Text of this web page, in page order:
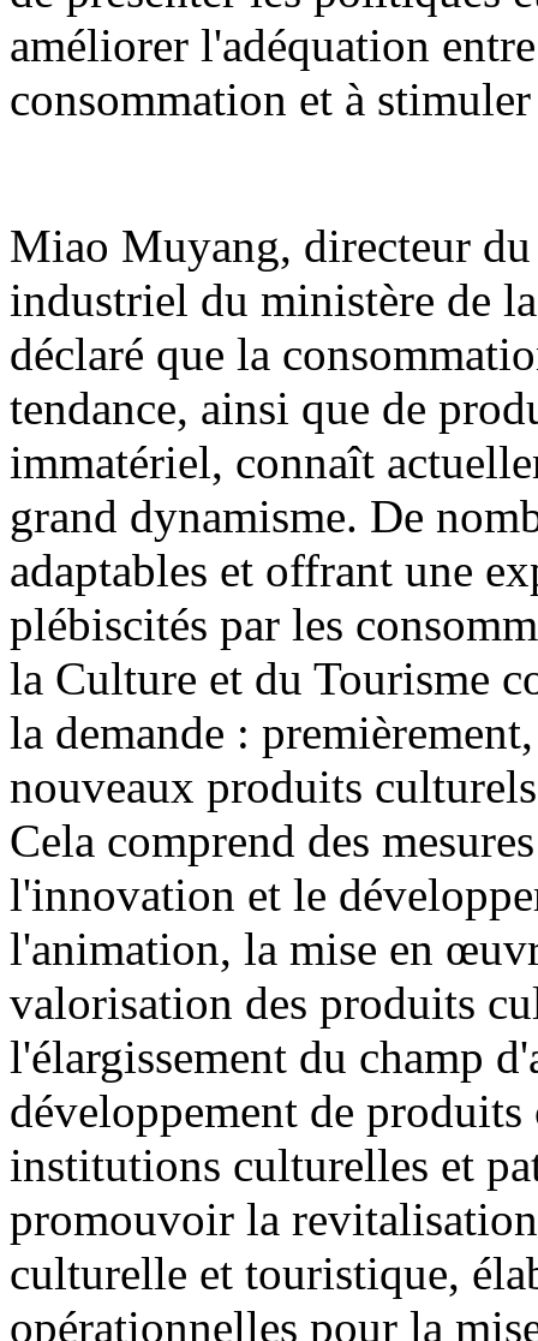
améliorer l'adéquation
consommation et à
Miao Muyang, directeur
industriel du ministère de
déclaré que la
tendance, ainsi que de
immatériel, connaît
grand dynamisme. De
adaptables et offrant une
plébiscités par les
la Culture et du Tourisme
la demande :
nouveaux produits
Cela comprend des
l'innovation et le
l'animation, la mise en
valorisation des produits
l'élargissement du champ
développement de
institutions culturelles et
promouvoir la
culturelle et touristique,
opérationnelles pour la